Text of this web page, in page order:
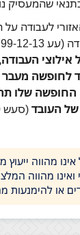
שהמעסיק
לעבודה
אילוצי
לחופשה מעבר
החופשה שלו
העובד
מהווה ייעוץ
ואינו מהווה
או להימנעות